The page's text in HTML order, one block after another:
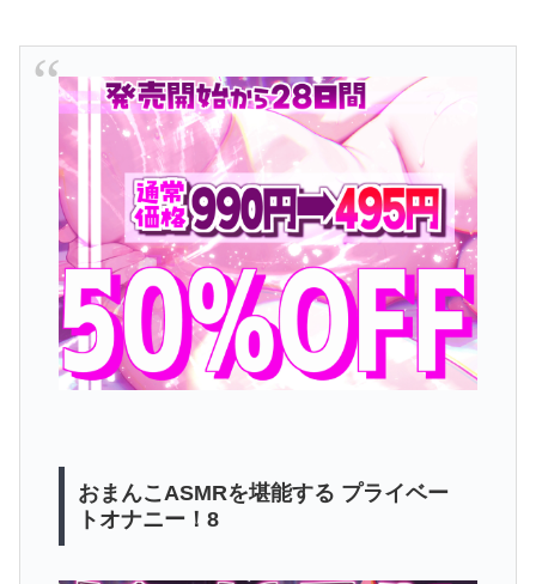
おまんこASMRを堪能する プライベー
トオナニー！8